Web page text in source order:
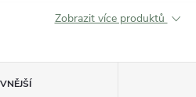
Zobrazit více produktů